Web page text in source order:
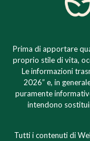
Prima di apportare
proprio stile di vita,
Le informazioni
2026” e, in
puramente
intendono
Tutti i contenuti di